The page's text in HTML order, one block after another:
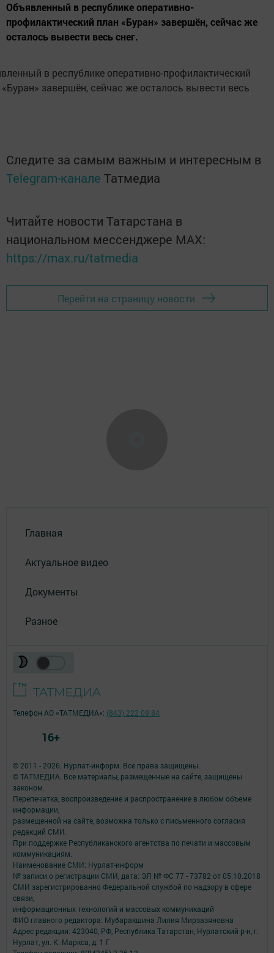
Объявленный в республике оперативно-
профилактический план «Буран» завершён, сейчас же
осталось вывести весь снег.
в республике оперативно-профилактический
завершён, сейчас же осталось вывести весь
Следите за самым важным и интересным в
Telegram-канале Татмедиа
Читайте новости Татарстана в
национальном мессенджере MАХ:
https://max.ru/tatmedia
Перейти на страницу новости
Главная
Актуальное видео
Документы
Разное
© 2011 - 2026. Нурлат-⁠информ. Все права защищены.
© ТАТМЕДИА. Все материалы, размещенные на сайте, защищены
законом.
Перепечатка, воспроизведение и распространение в любом объеме
информации,
размещенной на сайте, возможна только с письменного согласия
редакций СМИ.
При поддержке Республиканского агентства по печати и массовым
коммуникациям.
Наименование СМИ: Нурлат-⁠информ
№ записи о регистрации СМИ, дата: ЭЛ № ФС 77 -⁠ 73782 от 05.10.2018
СМИ зарегистрированно Федеральной службой по надзору в сфере
связи,
информационных технологий и массовых коммуникаций
ФИО главного редактора: Мубаракшина Лилия Мирзазяновна
Адрес редакции: 423040, РФ, Республика Татарстан, Нурлатский р-н, г.
Нурлат, ул. К. Маркса, д. 1 Г
Телефон АО «ТАТМЕДИА»: (843) 222 09 84
16+